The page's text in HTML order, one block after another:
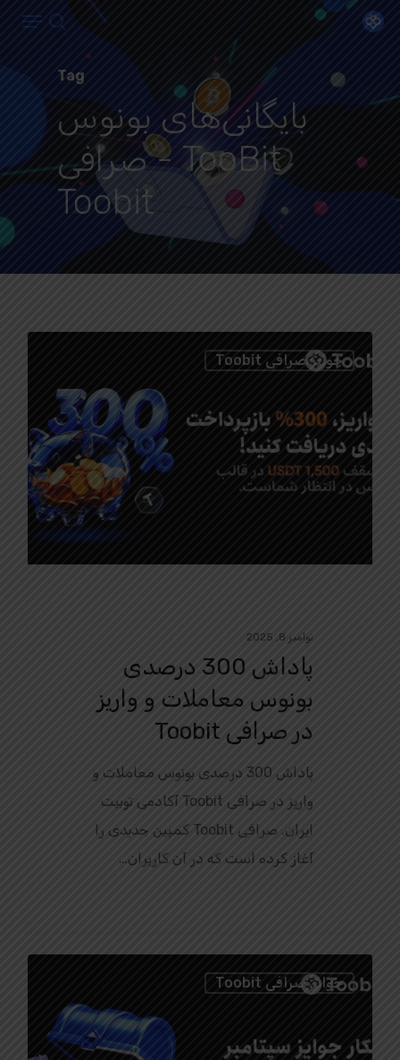
Skip
content
search
Menu
Tag
بایگانی‌های بونوس
TooBit - صرافی
Toobit
جوایز صرافی Toobit
نوامبر 8, 2025
پاداش 300 درصدی
بونوس معاملات و واریز
در صرافی Toobit
پاداش 300 درصدی بونوس معاملات و
واریز در صرافی Toobit آکادمی توبیت
ایران. صرافی Toobit کمپین جدیدی را
آغاز کرده است که در آن کاربران…
جوایز صرافی Toobit 0
Menu